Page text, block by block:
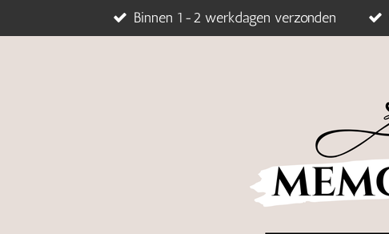
direct
Binnen 1-2 werkdagen verzonden